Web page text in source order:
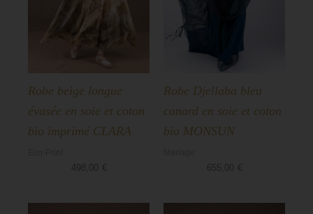
Robe beige longue
évasée en soie et coton
bio imprimé CLARA
Robe Djellaba bleu
canard en soie et coton
bio MONSUN
655,00